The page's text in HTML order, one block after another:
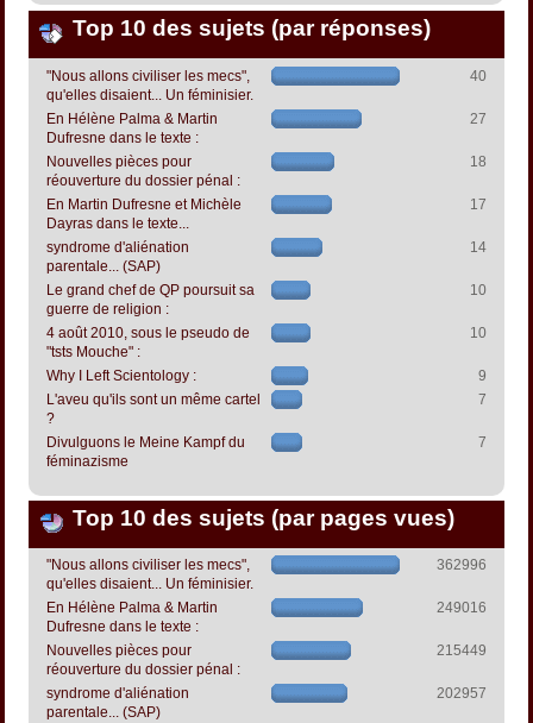
Top 10 des sujets (par réponses)
"Nous allons civiliser les mecs",
qu'elles disaient... Un féminisier.
40
En Hélène Palma & Martin
Dufresne dans le texte :
27
Nouvelles pièces pour
réouverture du dossier pénal :
18
En Martin Dufresne et Michèle
Dayras dans le texte...
17
syndrome d'aliénation
parentale... (SAP)
14
Le grand chef de QP poursuit sa
guerre de religion :
10
4 août 2010, sous le pseudo de
"tsts Mouche" :
10
Why I Left Scientology :
9
L'aveu qu'ils sont un même cartel
?
7
Divulguons le Meine Kampf du
féminazisme
7
Top 10 des sujets (par pages vues)
"Nous allons civiliser les mecs",
qu'elles disaient... Un féminisier.
362996
En Hélène Palma & Martin
Dufresne dans le texte :
249016
Nouvelles pièces pour
réouverture du dossier pénal :
215449
syndrome d'aliénation
parentale... (SAP)
202957